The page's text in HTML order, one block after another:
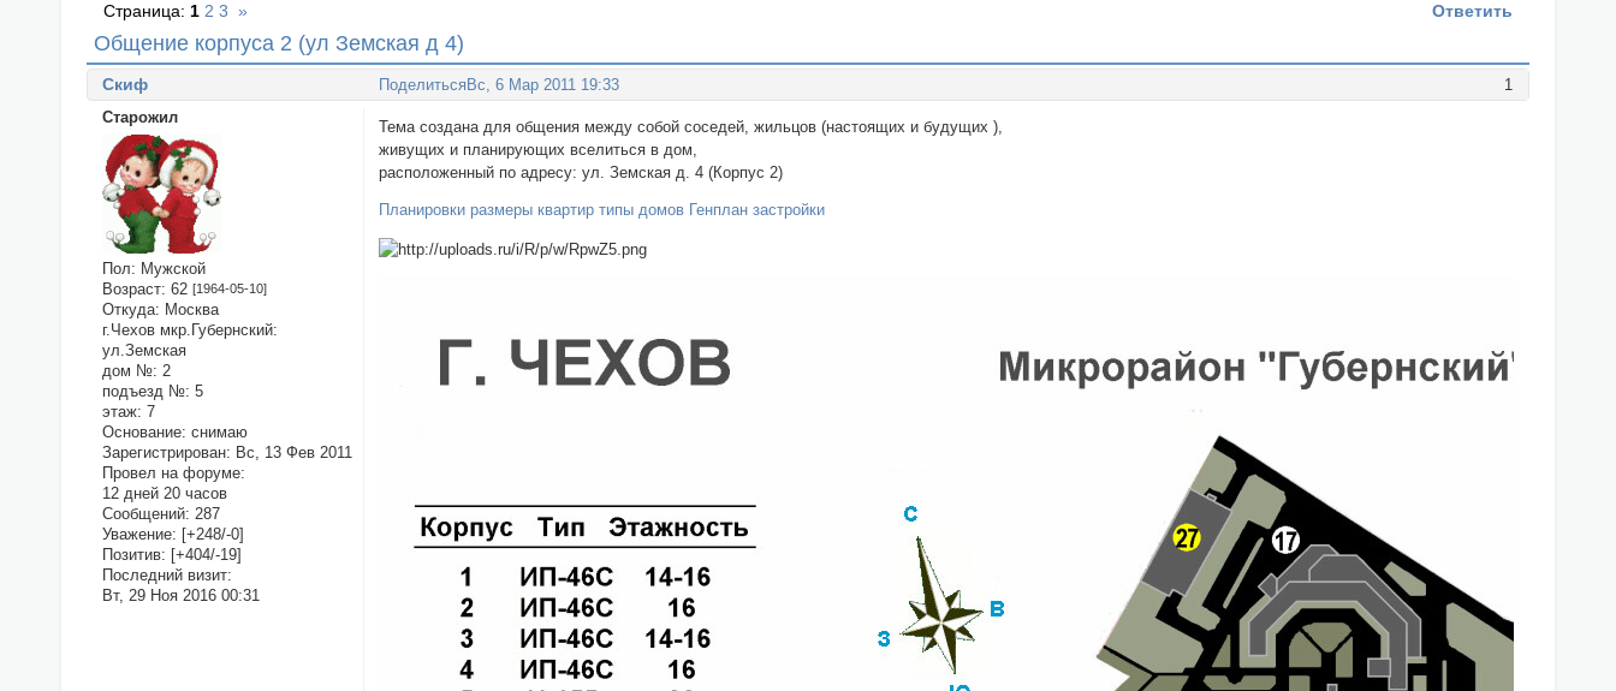
Общение корпуса 2 (ул Земская д 4)
Страница: 1 2 3 » Ответить
Поделиться 1
Вс, 6 Мар 2011 19:33
Cкиф
Старожил
Пол: Мужской
Возраст: 62 [1964-05-10]
Откуда: Москва
г.Чехов мкр.Губернский:
ул.Земская
дом №: 2
подъезд №: 5
этаж: 7
Основание: снимаю
Зарегистрирован: Вс, 13 Фев 2011
Провел на форуме:
12 дней 20 часов
Сообщений: 287
Уважение: [+248/-0]
Позитив: [+404/-19]
Последний визит:
Вт, 29 Ноя 2016 00:31
Тема создана для общения между собой соседей, жильцов (настоящих и будущих ),
живущих и планирующих вселиться в дом,
расположенный по адресу: ул. Земская д. 4 (Корпус 2)
Планировки размеры квартир типы домов Генплан застройки